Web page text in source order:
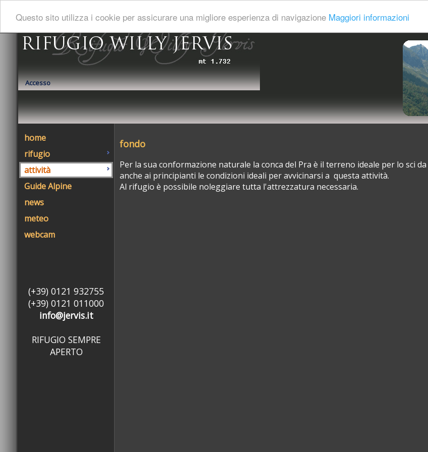
Questo sito utilizza i cookie per assicurare una migliore esperienza di navigazione Maggiori informazioni
Accesso
home
rifugio
attività
Guide Alpine
news
meteo
webcam
(+39) 0121 932755
(+39) 0121 011000
info@jervis.it
RIFUGIO SEMPRE
APERTO
fondo
Per la sua conformazione naturale la conca del Pra è il terreno ideale per lo sci
anche ai principianti le condizioni ideali per avvicinarsi a questa attività.
Al rifugio è possibile noleggiare tutta l'attrezzatura necessaria.